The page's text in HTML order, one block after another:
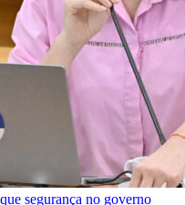
segurança no governo